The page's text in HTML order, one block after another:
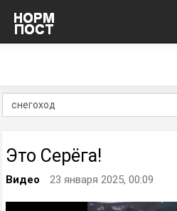
Это Серёга!
Видео 23 января 2025, 00:09